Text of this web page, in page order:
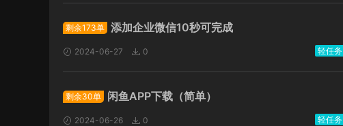
剩余173单 添加企业微信10秒可完成
2024-06-27 0 轻任务
剩余30单 闲鱼APP下载（简单）
2024-06-26 0 轻任务